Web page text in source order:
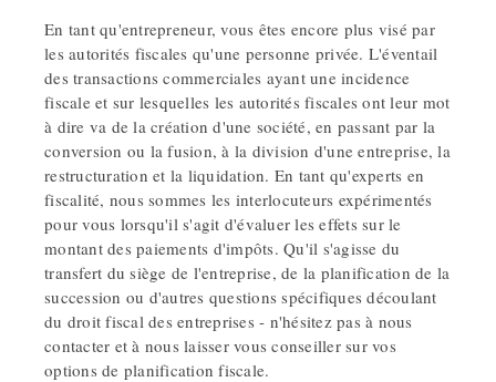
En tant qu'entrepreneur, vous êtes encore plus visé par
les autorités fiscales qu'une personne privée. L'éventail
des transactions commerciales ayant une incidence
fiscale et sur lesquelles les autorités fiscales ont leur mot
à dire va de la création d'une société, en passant par la
conversion ou la fusion, à la division d'une entreprise, la
restructuration et la liquidation. En tant qu'experts en
fiscalité, nous sommes les interlocuteurs expérimentés
pour vous lorsqu'il s'agit d'évaluer les effets sur le
montant des paiements d'impôts. Qu'il s'agisse du
transfert du siège de l'entreprise, de la planification de la
succession ou d'autres questions spécifiques découlant
du droit fiscal des entreprises - n'hésitez pas à nous
contacter et à nous laisser vous conseiller sur vos
options de planification fiscale.